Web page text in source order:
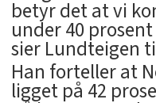
betyr det at vi
under 40
sier Lundteigen
Han forteller at
ligget på 42